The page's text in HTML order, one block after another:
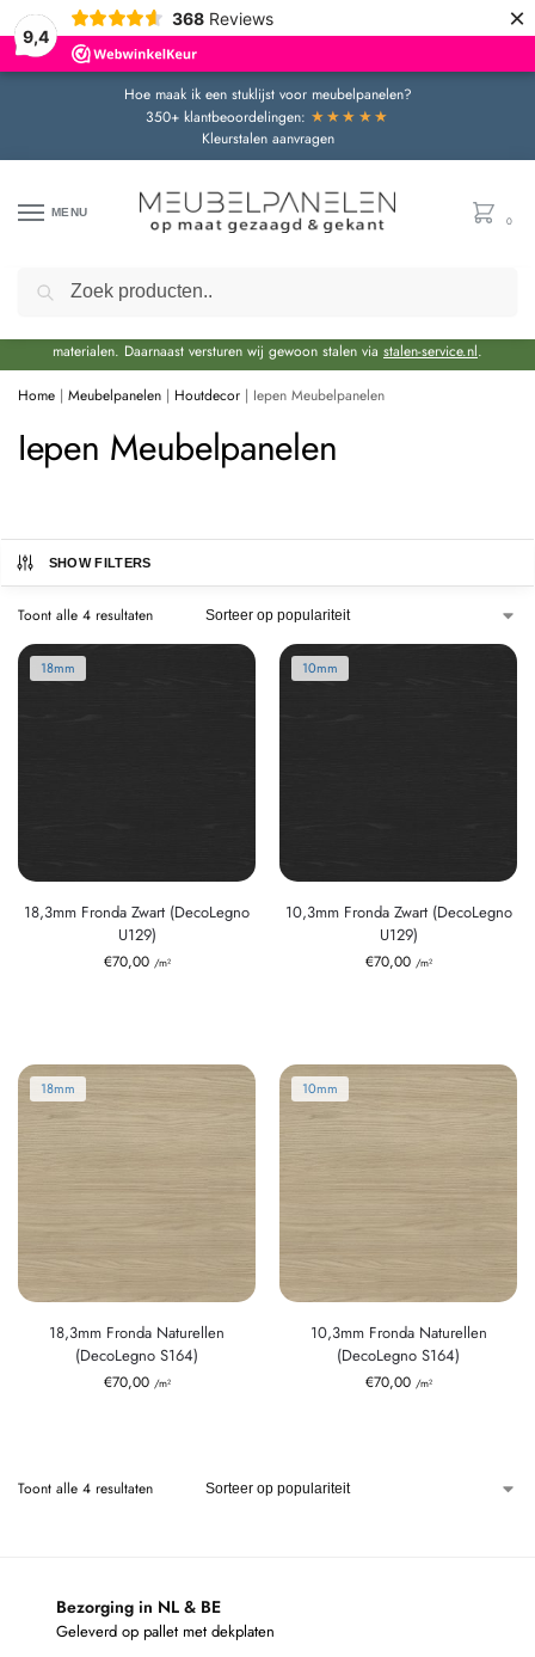
9,4
368 Reviews ×
Hoe maak ik een stuklijst voor meubelpanelen?
350+ klantbeoordelingen: ★★★★★
Kleurstalen aanvragen
MENU
0
Door de bouwvakperiode geldt momenteel een extra levertijd van circa 3 weken
materialen. Daarnaast versturen wij gewoon stalen via stalen-service.nl.
Home | Meubelpanelen | Houtdecor | Iepen Meubelpanelen
Iepen Meubelpanelen
SHOW FILTERS
Toont alle 4 resultaten
18mm
18,3mm Fronda Zwart (DecoLegno
U129)
€70,00 /m²
10mm
10,3mm Fronda Zwart (DecoLegno
U129)
€70,00 /m²
18mm
18,3mm Fronda Naturellen
(DecoLegno S164)
€70,00 /m²
10mm
10,3mm Fronda Naturellen
(DecoLegno S164)
€70,00 /m²
Toont alle 4 resultaten
Bezorging in NL & BE
Geleverd op pallet met dekplaten